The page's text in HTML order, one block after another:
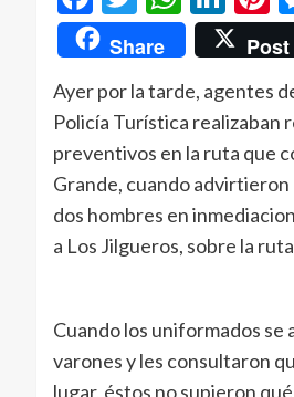
Share Post
Ayer por la tarde, agentes
Policía Turística realizaban
preventivos en la ruta que
Grande, cuando advirtieron
dos hombres en
a Los Jilgueros, sobre la
Cuando los uniformados se
varones y les consultaron
lugar, éstos no supieron